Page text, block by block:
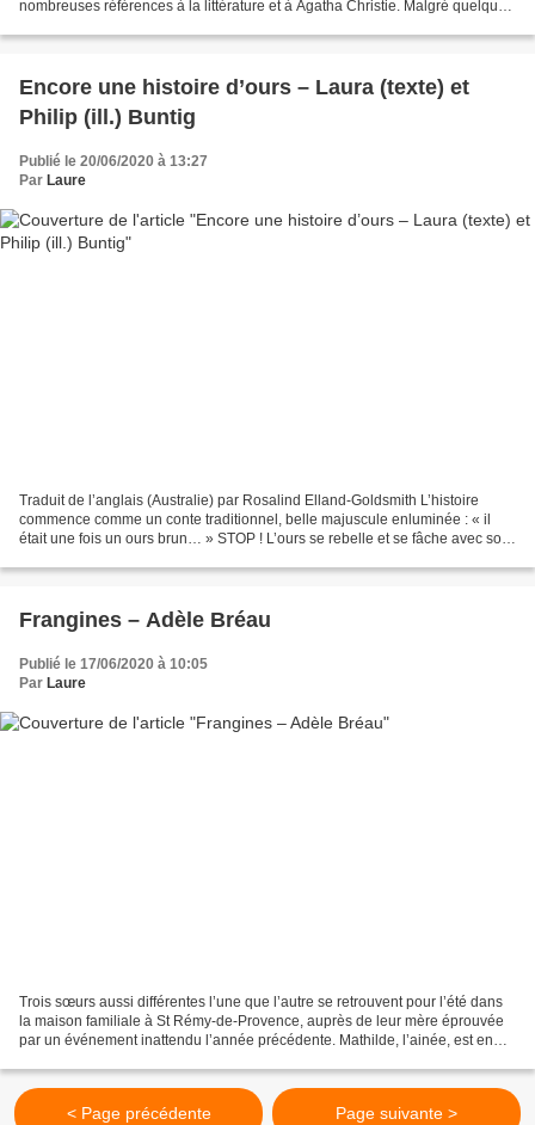
nombreuses références à la littérature et à Agatha Christie. Malgré quelques
Encore une histoire d’ours – Laura (texte) et
Philip (ill.) Buntig
Publié le 20/06/2020 à 13:27
Par Laure
Traduit de l’anglais (Australie) par Rosalind Elland-Goldsmith L’histoire
commence comme un conte traditionnel, belle majuscule enluminée : « il
était une fois un ours brun… » STOP ! L’ours se rebelle et se fâche avec son
Frangines – Adèle Bréau
Publié le 17/06/2020 à 10:05
Par Laure
Trois sœurs aussi différentes l’une que l’autre se retrouvent pour l’été dans
la maison familiale à St Rémy-de-Provence, auprès de leur mère éprouvée
par un événement inattendu l’année précédente. Mathilde, l’ainée, est en
< Page précédente Page suivante >